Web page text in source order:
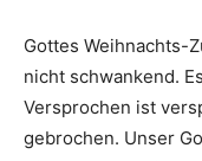
Gottes Weihnachts-
nicht schwankend.
Versprochen ist
gebrochen. Unser